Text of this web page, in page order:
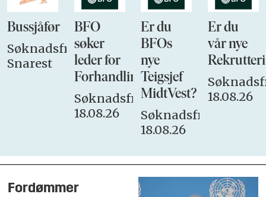
Bussjåfør
Søknadsfrist:
Snarest
BFO
søker
leder for
Forhandlingsutvalget
Søknadsfrist:
18.08.26
Er du
BFOs
nye
Teigsjef
MidtVest?
Søknadsfrist:
18.08.26
Er du
vår nye
18.08.26
Fordømmer